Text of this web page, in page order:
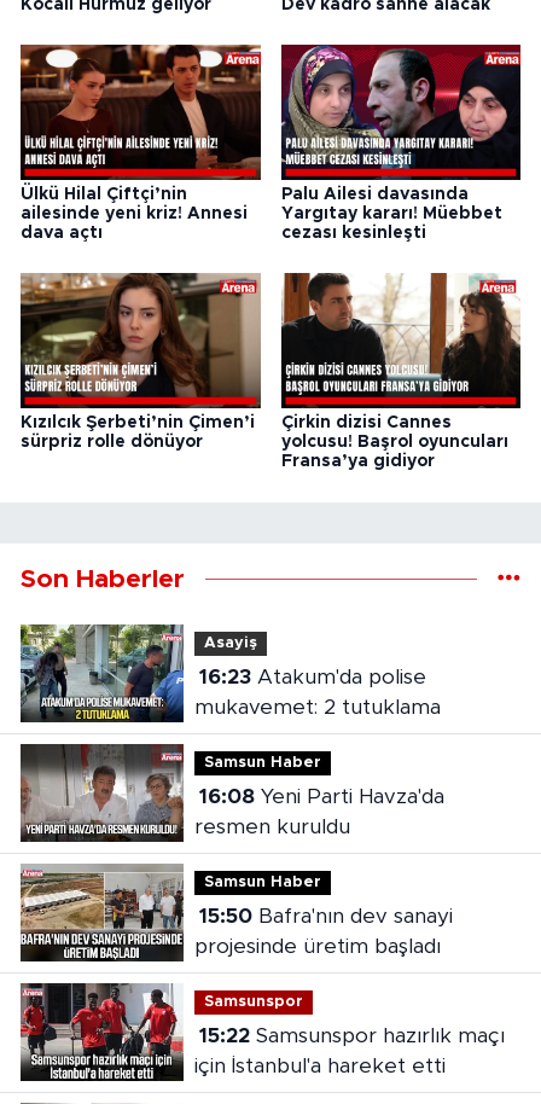
Kocalı Hürmüz geliyor Dev kadro sahne alacak
Ülkü Hilal Çiftçi’nin
ailesinde yeni kriz! Annesi
dava açtı
Palu Ailesi davasında
Yargıtay kararı! Müebbet
cezası kesinleşti
Kızılcık Şerbeti’nin Çimen’i
sürpriz rolle dönüyor
Çirkin dizisi Cannes
yolcusu! Başrol oyuncuları
Fransa’ya gidiyor
Son Haberler
Asayiş
16:23Atakum'da polise
mukavemet: 2 tutuklama
Samsun Haber
16:08Yeni Parti Havza'da
resmen kuruldu
Samsun Haber
15:50Bafra'nın dev sanayi
projesinde üretim başladı
Samsunspor
15:22Samsunspor hazırlık maçı
için İstanbul'a hareket etti